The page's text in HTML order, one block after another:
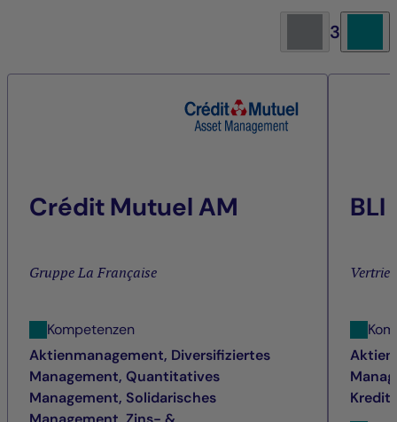
3
Crédit Mutuel AM
Gruppe La Française
Kompetenzen
Aktienmanagement, Diversifiziertes
Management, Quantitatives
Management, Solidarisches
BLI